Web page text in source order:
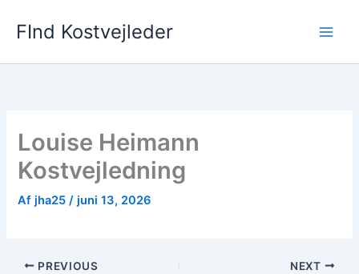
FInd Kostvejleder
Louise Heimann
Kostvejledning
Af jha25/ juni 13, 2026
PREVIOUS NEXT